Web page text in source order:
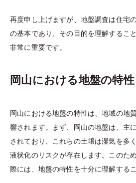
再度申し上げますが、地盤調査は住宅
の基本であり、その目的を理解するこ
非常に重要です。
岡山における地盤の特
岡山における地盤の特性は、地域の地
響されます。まず、岡山の地盤は、主
されており、これらの土壌は湿気を多
液状化のリスクが存在します。このた
際には、地盤の特性を十分に理解する